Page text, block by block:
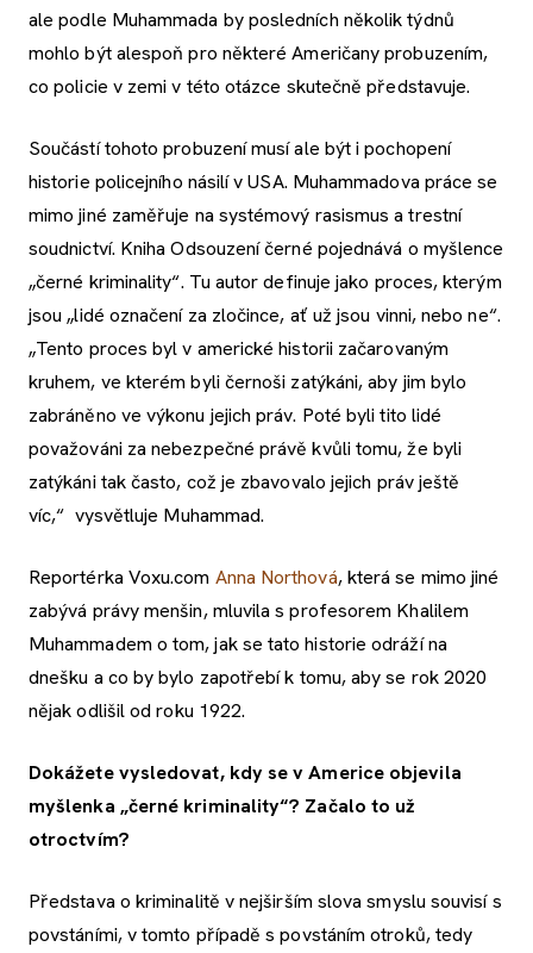
ale podle Muhammada by posledních několik týdnů
mohlo být alespoň pro některé Američany probuzením,
co policie v zemi v této otázce skutečně představuje.
Součástí tohoto probuzení musí ale být i pochopení
historie policejního násilí v USA. Muhammadova práce se
mimo jiné zaměřuje na systémový rasismus a trestní
soudnictví. Kniha Odsouzení černé pojednává o myšlence
„černé kriminality“. Tu autor definuje jako proces, kterým
jsou „lidé označení za zločince, ať už jsou vinni, nebo ne“.
„Tento proces byl v americké historii začarovaným
kruhem, ve kterém byli černoši zatýkáni, aby jim bylo
zabráněno ve výkonu jejich práv. Poté byli tito lidé
považováni za nebezpečné právě kvůli tomu, že byli
zatýkáni tak často, což je zbavovalo jejich práv ještě
víc,“ vysvětluje Muhammad.
Reportérka Voxu.com Anna Northová, která se mimo jiné
zabývá právy menšin, mluvila s profesorem Khalilem
Muhammadem o tom, jak se tato historie odráží na
dnešku a co by bylo zapotřebí k tomu, aby se rok 2020
nějak odlišil od roku 1922.
Dokážete vysledovat, kdy se v Americe objevila
myšlenka „černé kriminality“? Začalo to už
otroctvím?
Představa o kriminalitě v nejširším slova smyslu souvisí s
povstáními, v tomto případě s povstáním otroků, tedy